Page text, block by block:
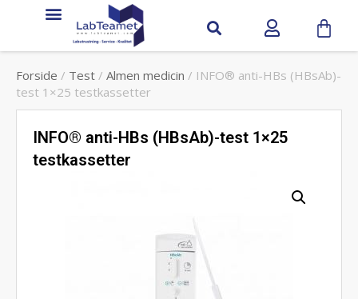
Forside / Test / Almen medicin / INFO® anti-HBs (HBsAb)-
test 1×25 testkassetter
INFO® anti-HBs (HBsAb)-test 1×25
testkassetter